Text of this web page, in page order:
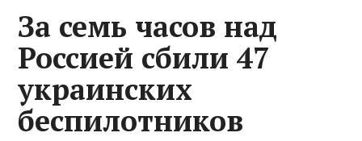
За семь часов над
Россией сбили 47
украинских
беспилотников